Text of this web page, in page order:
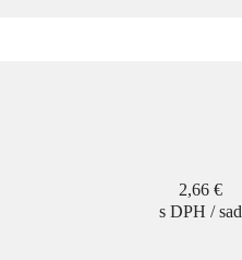
Cena
2,66 €
s DPH / sad